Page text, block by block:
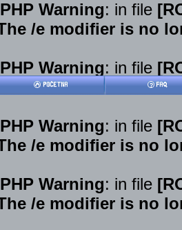
Warning: in file
/e modifier is no
Warning: in file
/e modifier is no
Warning: in file
/e modifier is no
Warning: in file
/e modifier is no